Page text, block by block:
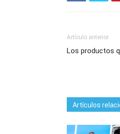
Artículo anterior
Los productos
Artículos